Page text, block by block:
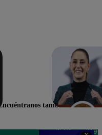
Encuéntranos también en
Teléfono: 219